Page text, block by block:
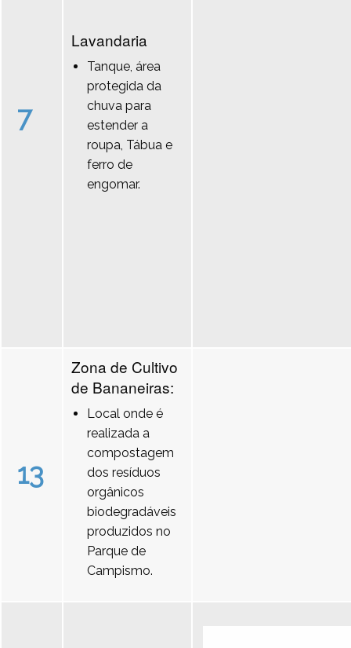
7
Lavandaria
Tanque, área
protegida da
chuva para
estender a
roupa, Tábua e
ferro de
engomar.
13
Zona de Cultivo
de Bananeiras:
Local onde é
realizada a
compostagem
dos resíduos
orgânicos
biodegradáveis
produzidos no
Parque de
Campismo.